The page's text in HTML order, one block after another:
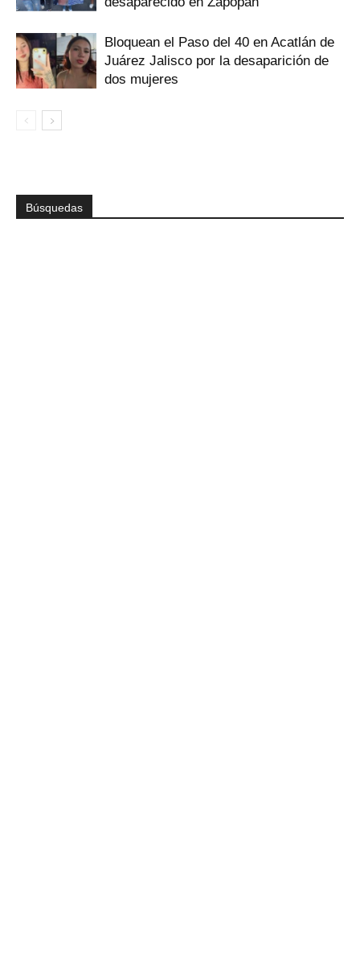
Bloquean el Paso del 40 en Acatlán de
Juárez Jalisco por la desaparición de
dos mujeres
Búsquedas